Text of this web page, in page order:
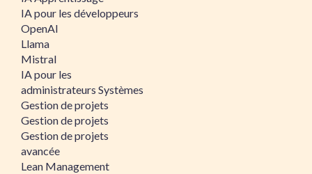
IA pour les développeurs
OpenAI
Llama
Mistral
IA pour les
administrateurs Systèmes
Gestion de projets
Gestion de projets
Gestion de projets
avancée
Lean Management